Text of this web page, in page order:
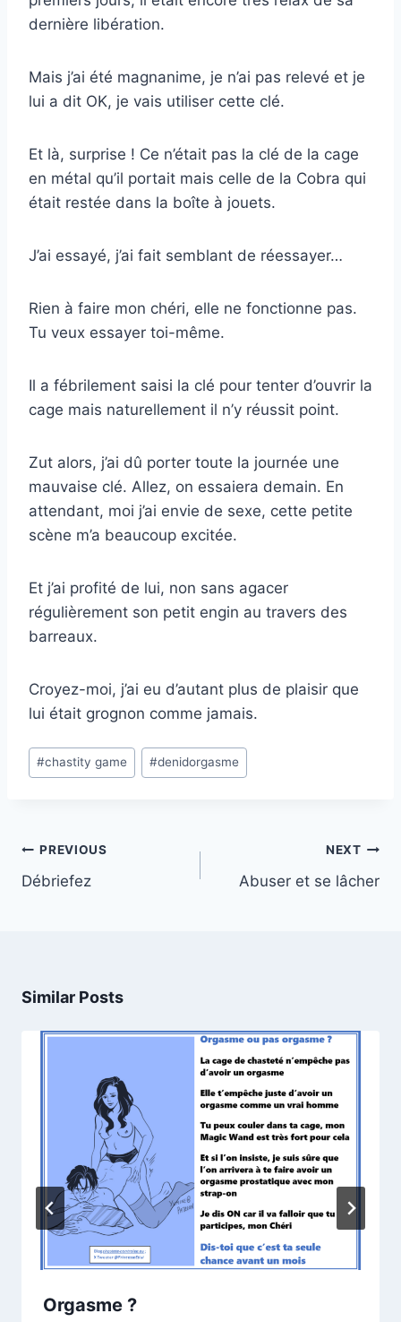
dernière libération.
Mais j’ai été magnanime, je n’ai pas relevé et je
lui a dit OK, je vais utiliser cette clé.
Et là, surprise ! Ce n’était pas la clé de la cage
en métal qu’il portait mais celle de la Cobra qui
était restée dans la boîte à jouets.
J’ai essayé, j’ai fait semblant de réessayer…
Rien à faire mon chéri, elle ne fonctionne pas.
Tu veux essayer toi-même.
Il a fébrilement saisi la clé pour tenter d’ouvrir la
cage mais naturellement il n’y réussit point.
Zut alors, j’ai dû porter toute la journée une
mauvaise clé. Allez, on essaiera demain. En
attendant, moi j’ai envie de sexe, cette petite
scène m’a beaucoup excitée.
Et j’ai profité de lui, non sans agacer
régulièrement son petit engin au travers des
barreaux.
Croyez-moi, j’ai eu d’autant plus de plaisir que
lui était grognon comme jamais.
Post
Tags:
#chastity game #denidorgasme
Post
navigation
PREVIOUS
Débriefez
NEXT
Abuser et se lâcher
Similar Posts
Orgasme ?